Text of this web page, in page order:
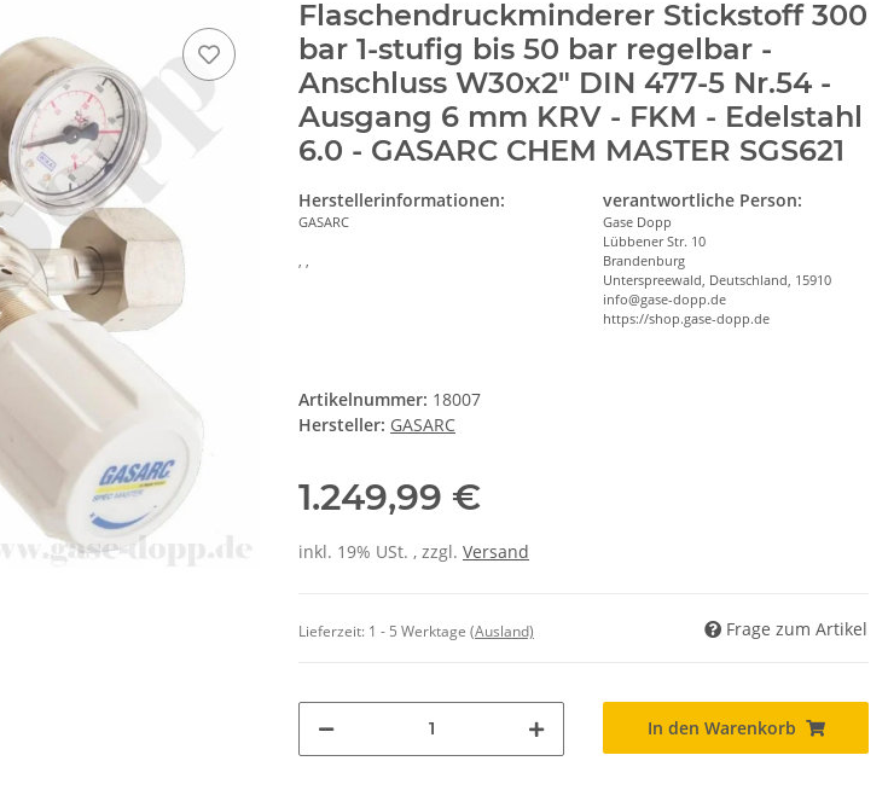
Flaschendruckminderer Stickstoff 300
bar 1-stufig bis 50 bar regelbar -
Anschluss W30x2" DIN 477-5 Nr.54 -
Ausgang 6 mm KRV - FKM - Edelstahl
6.0 - GASARC CHEM MASTER SGS621
Herstellerinformationen:
GASARC
, ,
verantwortliche Person:
Gase Dopp
Lübbener Str. 10
Brandenburg
Unterspreewald, Deutschland, 15910
info@gase-dopp.de
https://shop.gase-dopp.de
Artikelnummer: 18007
Hersteller: GASARC
1.249,99 €
inkl. 19% USt. , zzgl. Versand
Lieferzeit: 1 - 5 Werktage (Ausland) Frage zum Artikel
In den Warenkorb